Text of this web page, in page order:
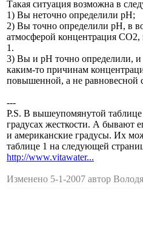
Такая ситуация возможна в
1) Вы неточно определили pH;
2) Вы точно определили pH, в
атмосферой концентрация
1.
3) Вы и pH точно определили,
каким-то причинам
повышенной, а не равновесной
---
P.S. В вышеупомянутой
градусах жесткости. А бывают
и американские градусы. Их
таблице 1 на следующей
http://www.vitawater...
Изменено 5-1-2007 автор